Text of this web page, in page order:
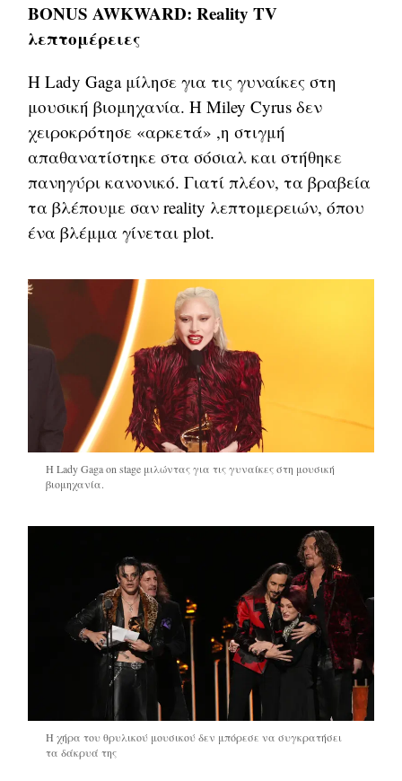
BONUS AWKWARD: Reality TV
λεπτομέρειες
Η Lady Gaga μίλησε για τις γυναίκες στη
μουσική βιομηχανία. Η Miley Cyrus δεν
χειροκρότησε «αρκετά» ,η στιγμή
απαθανατίστηκε στα σόσιαλ και στήθηκε
πανηγύρι κανονικό. Γιατί πλέον, τα βραβεία
τα βλέπουμε σαν reality λεπτομερειών, όπου
ένα βλέμμα γίνεται plot.
Η Lady Gaga on stage μιλώντας για τις γυναίκες στη μουσική
βιομηχανία.
Η χήρα του θρυλικού μουσικού δεν μπόρεσε να συγκρατήσει
τα δάκρυά της